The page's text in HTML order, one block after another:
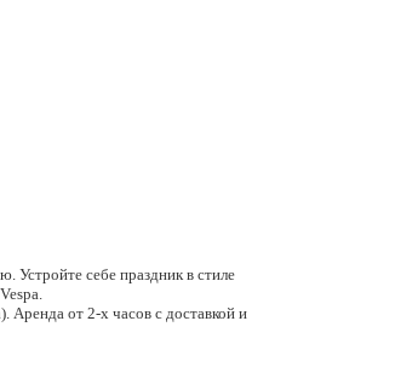
Устройте себе праздник в стиле
Аренда от 2-х часов с доставкой и